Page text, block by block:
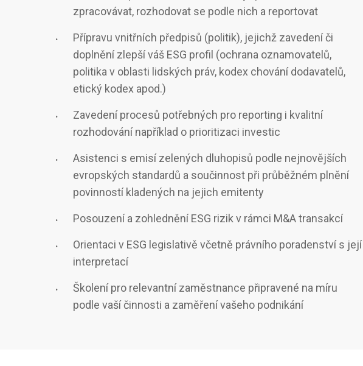
zpracovávat, rozhodovat se podle nich a reportovat
Přípravu vnitřních předpisů (politik), jejichž zavedení či
doplnění zlepší váš ESG profil (ochrana oznamovatelů,
politika v oblasti lidských práv, kodex chování dodavatelů,
etický kodex apod.)
Zavedení procesů potřebných pro reporting i kvalitní
rozhodování například o prioritizaci investic
Asistenci s emisí zelených dluhopisů podle nejnovějších
evropských standardů a součinnost při průběžném plnění
povinností kladených na jejich emitenty
Posouzení a zohlednění ESG rizik v rámci M&A transakcí
Orientaci v ESG legislativě včetně právního poradenství s její
interpretací
Školení pro relevantní zaměstnance připravené na míru
podle vaší činnosti a zaměření vašeho podnikání